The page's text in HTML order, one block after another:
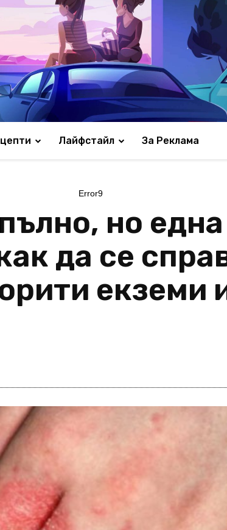
Лайфстайл За Реклама
Error9
но
да се
екземи